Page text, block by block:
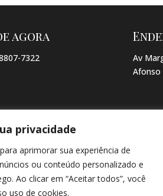
privacidade
aprimorar sua experiência de
ou conteúdo personalizado e
Ao clicar em “Aceitar todos”, você
uso de cookies.
agora
7322
Av
Afonso
2026 → JACQUELINE VIEIRA MAKEUP → POR: